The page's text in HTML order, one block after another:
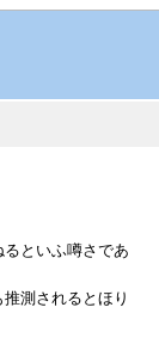
といふ噂さであ
測されるとほり